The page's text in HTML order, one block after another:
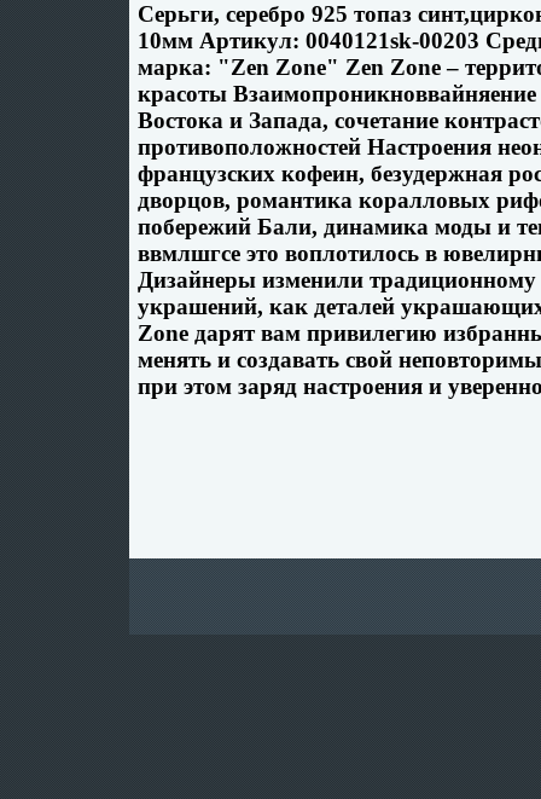
Серьги, серебро 925 топаз
10мм Артикул: 0040121sk-00203
марка: "Zen Zone" Zen Zone –
красоты Взаимопроникноввайняение
Востока и Запада, сочетание
противоположностей Настроения
французских кофеин, безудержная
дворцов, романтика коралловых
побережий Бали, динамика моды и
ввмлшгсе это воплотилось в
Дизайнеры изменили традиционному
украшений, как деталей
Zone дарят вам привилегию
менять и создавать свой
при этом заряд настроения и